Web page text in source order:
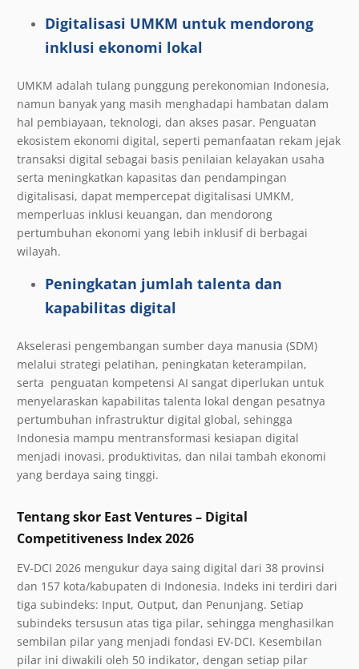
Digitalisasi UMKM untuk mendorong
inklusi ekonomi lokal
UMKM adalah tulang punggung perekonomian Indonesia,
namun banyak yang masih menghadapi hambatan dalam
hal pembiayaan, teknologi, dan akses pasar. Penguatan
ekosistem ekonomi digital, seperti pemanfaatan rekam jejak
transaksi digital sebagai basis penilaian kelayakan usaha
serta meningkatkan kapasitas dan pendampingan
digitalisasi, dapat mempercepat digitalisasi UMKM,
memperluas inklusi keuangan, dan mendorong
pertumbuhan ekonomi yang lebih inklusif di berbagai
wilayah.
Peningkatan jumlah talenta dan
kapabilitas digital
Akselerasi pengembangan sumber daya manusia (SDM)
melalui strategi pelatihan, peningkatan keterampilan,
serta penguatan kompetensi AI sangat diperlukan untuk
menyelaraskan kapabilitas talenta lokal dengan pesatnya
pertumbuhan infrastruktur digital global, sehingga
Indonesia mampu mentransformasi kesiapan digital
menjadi inovasi, produktivitas, dan nilai tambah ekonomi
yang berdaya saing tinggi.
Tentang skor East Ventures – Digital
Competitiveness Index 2026
EV-DCI 2026 mengukur daya saing digital dari 38 provinsi
dan 157 kota/kabupaten di Indonesia. Indeks ini terdiri dari
tiga subindeks: Input, Output, dan Penunjang. Setiap
subindeks tersusun atas tiga pilar, sehingga menghasilkan
sembilan pilar yang menjadi fondasi EV-DCI. Kesembilan
pilar ini diwakili oleh 50 indikator, dengan setiap pilar